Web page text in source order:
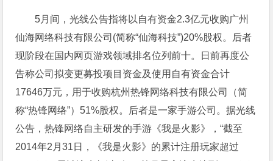
5月间，光线公告指将以自有资金2.3亿元收购广州
仙海网络科技有限公司(简称“仙海科技”)20%股权。后者
现阶段在国内网页游戏领域排名位列前十。日前再度公
告称公司拟变更募投项目资金及使用自有资金合计
17646万元，用于收购杭州热锋网络科技有限公司（简
称“热锋网络”）51%股权。后者是一家手游公司。据光线
公告，热锋网络自主研发的手游《我是火影》，“截至
2014年2月31日，《我是火影》的累计注册玩家超过